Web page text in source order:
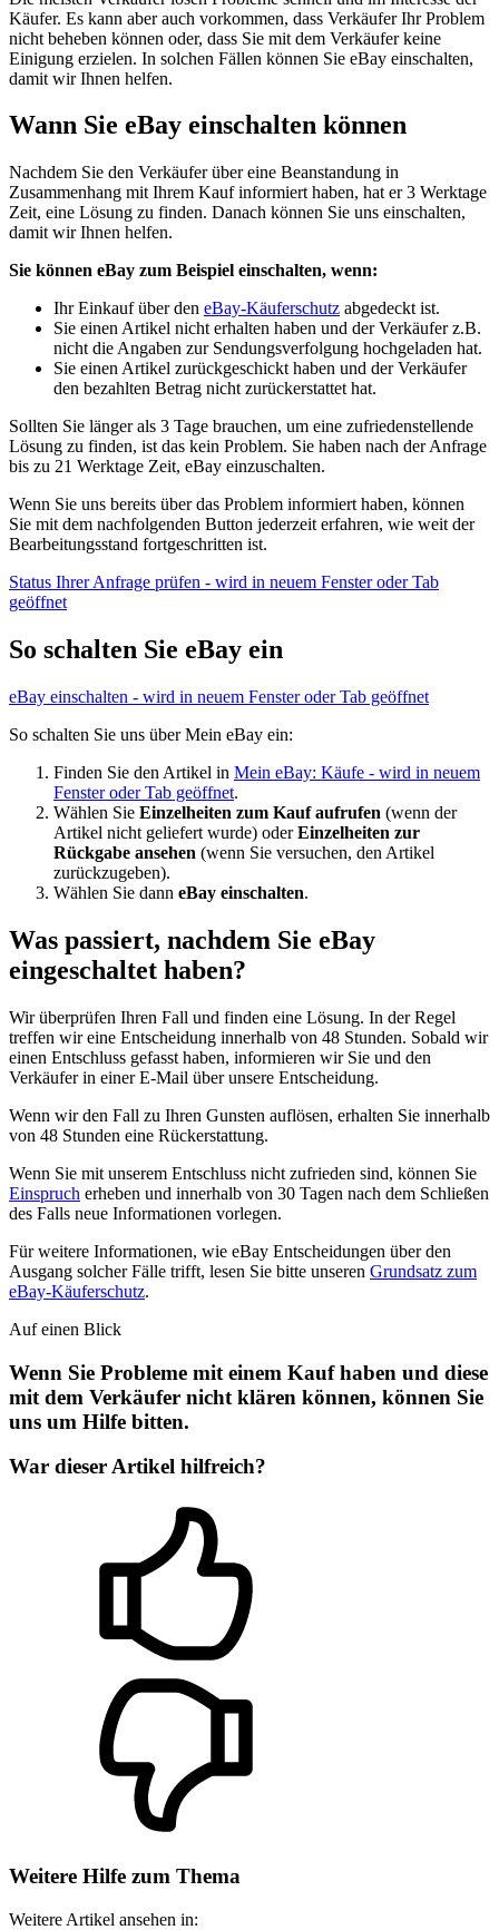
Käufer. Es kann aber auch vorkommen, dass Verkäufer Ihr Problem
nicht beheben können oder, dass Sie mit dem Verkäufer keine
Einigung erzielen. In solchen Fällen können Sie eBay einschalten,
damit wir Ihnen helfen.
Wann Sie eBay einschalten können
Nachdem Sie den Verkäufer über eine Beanstandung in
Zusammenhang mit Ihrem Kauf informiert haben, hat er 3 Werktage
Zeit, eine Lösung zu finden. Danach können Sie uns einschalten,
damit wir Ihnen helfen.
Sie können eBay zum Beispiel einschalten, wenn:
Ihr Einkauf über den eBay-Käuferschutz abgedeckt ist.
Sie einen Artikel nicht erhalten haben und der Verkäufer z.B.
nicht die Angaben zur Sendungsverfolgung hochgeladen hat.
Sie einen Artikel zurückgeschickt haben und der Verkäufer
den bezahlten Betrag nicht zurückerstattet hat.
Sollten Sie länger als 3 Tage brauchen, um eine zufriedenstellende
Lösung zu finden, ist das kein Problem. Sie haben nach der Anfrage
bis zu 21 Werktage Zeit, eBay einzuschalten.
Wenn Sie uns bereits über das Problem informiert haben, können
Sie mit dem nachfolgenden Button jederzeit erfahren, wie weit der
Bearbeitungsstand fortgeschritten ist.
Status Ihrer Anfrage prüfen - wird in neuem Fenster oder Tab
geöffnet
So schalten Sie eBay ein
eBay einschalten - wird in neuem Fenster oder Tab geöffnet
So schalten Sie uns über Mein eBay ein:
Finden Sie den Artikel in Mein eBay: Käufe - wird in neuem
Fenster oder Tab geöffnet.
Wählen Sie Einzelheiten zum Kauf aufrufen (wenn der
Artikel nicht geliefert wurde) oderEinzelheiten zur
Rückgabe ansehen (wenn Sie versuchen, den Artikel
zurückzugeben).
Wählen Sie dann eBay einschalten.
Was passiert, nachdem Sie eBay
eingeschaltet haben?
Wir überprüfen Ihren Fall und finden eine Lösung. In der Regel
treffen wir eine Entscheidung innerhalb von 48 Stunden. Sobald wir
einen Entschluss gefasst haben, informieren wir Sie und den
Verkäufer in einer E-Mail über unsere Entscheidung.
Wenn wir den Fall zu Ihren Gunsten auflösen, erhalten Sie innerhalb
von 48 Stunden eine Rückerstattung.
Wenn Sie mit unserem Entschluss nicht zufrieden sind, können Sie
Einspruch erheben und innerhalb von 30 Tagen nach dem Schließen
des Falls neue Informationen vorlegen.
Für weitere Informationen, wie eBay Entscheidungen über den
Ausgang solcher Fälle trifft, lesen Sie bitte unseren Grundsatz zum
eBay-Käuferschutz.
Auf einen Blick
Wenn Sie Probleme mit einem Kauf haben und diese
mit dem Verkäufer nicht klären können, können Sie
uns um Hilfe bitten.
War dieser Artikel hilfreich?
Weitere Hilfe zum Thema
Weitere Artikel ansehen in: